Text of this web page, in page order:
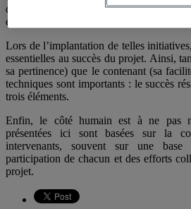
d’évaluer soigneusement les besoins des
et de l’adapter en conséquence.
Lors de l’implantation de telles
essentielles au succès du projet. Ainsi,
sa pertinence) que le contenant (sa
techniques sont importants : le succès
trois éléments.
Enfin, le côté humain est à ne pas
présentées ici sont basées sur la
intervenants, souvent sur une
participation de chacun et des efforts
projet.